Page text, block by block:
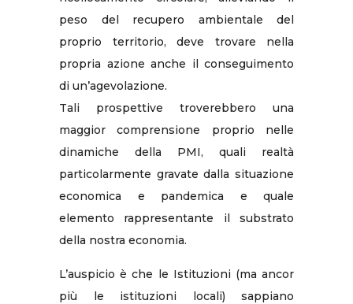
peso del recupero ambientale del
proprio territorio, deve trovare nella
propria azione anche il conseguimento
di un’agevolazione.
Tali prospettive troverebbero una
maggior comprensione proprio nelle
dinamiche della PMI, quali realtà
particolarmente gravate dalla situazione
economica e pandemica e quale
elemento rappresentante il substrato
della nostra economia.
L’auspicio è che le Istituzioni (ma ancor
più le istituzioni locali) sappiano